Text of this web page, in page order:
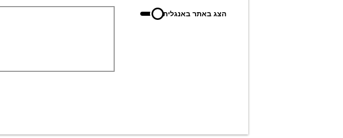
הצג באתר באנגלית